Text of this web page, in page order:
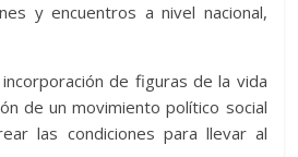
y encuentros a nivel nacional,
de figuras de la vida
de un movimiento político social
las condiciones para llevar al